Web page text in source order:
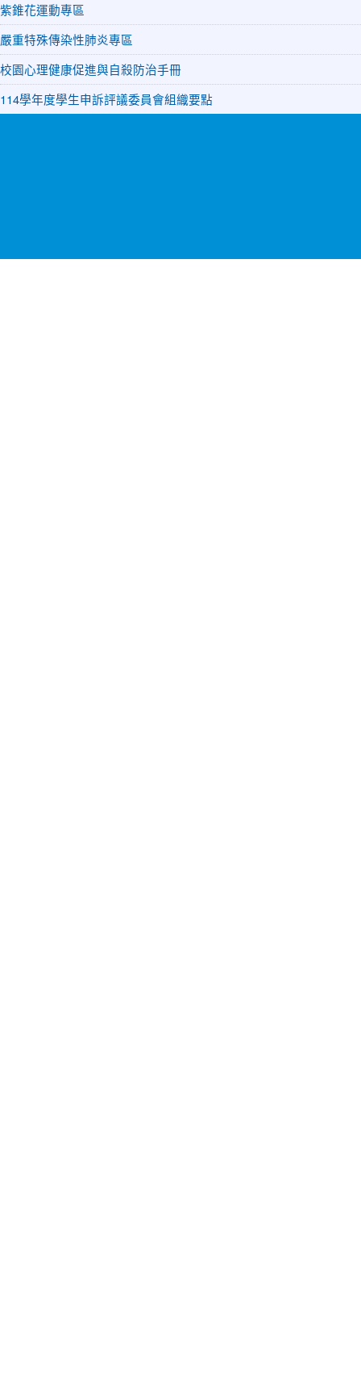
紫錐花運動專區
嚴重特殊傳染性肺炎專區
校園心理健康促進與自殺防治手冊
114學年度學生申訴評議委員會組織要點